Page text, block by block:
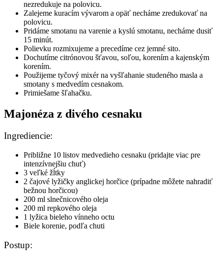
nezredukuje na polovicu.
Zalejeme kuracím vývarom a opäť necháme zredukovať na
polovicu.
Pridáme smotanu na varenie a kyslú smotanu, necháme dusiť
15 minút.
Polievku rozmixujeme a precedíme cez jemné sito.
Dochutíme citrónovou šťavou, soľou, korením a kajenským
korením.
Použijeme tyčový mixér na vyšľahanie studeného masla a
smotany s medvedím cesnakom.
Primiešame šľahačku.
Majonéza z divého cesnaku
Ingrediencie:
Približne 10 listov medvedieho cesnaku (pridajte viac pre
intenzívnejšiu chuť)
3 veľké žĺtky
2 čajové lyžičky anglickej horčice (prípadne môžete nahradiť
bežnou horčicou)
200 ml slnečnicového oleja
200 ml repkového oleja
1 lyžica bieleho vínneho octu
Biele korenie, podľa chuti
Postup: